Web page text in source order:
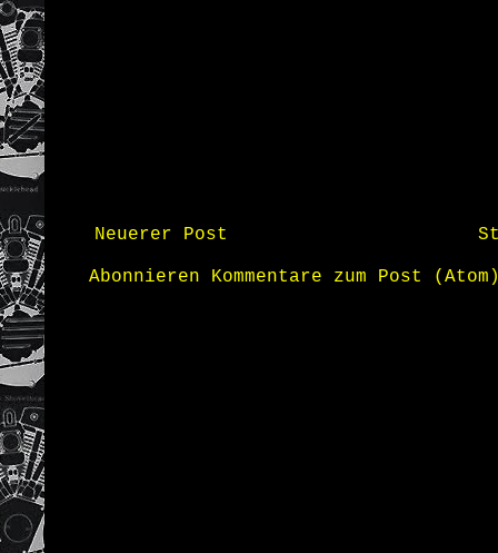
Neuerer Post
Abonnieren Kommentare zum Post